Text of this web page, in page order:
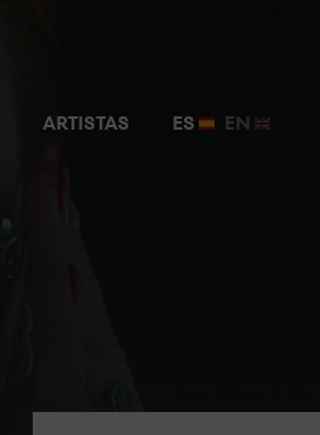
ARTISTAS ES EN